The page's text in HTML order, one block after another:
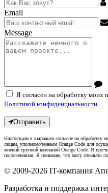
Email
Message
Я согласен на обработку моих
Политикой конфиденциальности
Отправить
Настоящим я выражаю согласие на обработку
лицам, уполномоченным Orange Code для
мнений группой компаний Orange Code. Я
положениями. Я понимаю, что могу отозвать
© 2009-2026 IT-компания
Разработка и поддержка